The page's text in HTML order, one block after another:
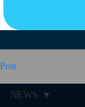
Post
NEWS